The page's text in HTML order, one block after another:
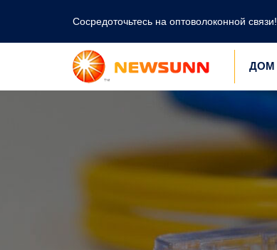
Сосредоточьтесь на оптоволоконной связи!
ДОМ